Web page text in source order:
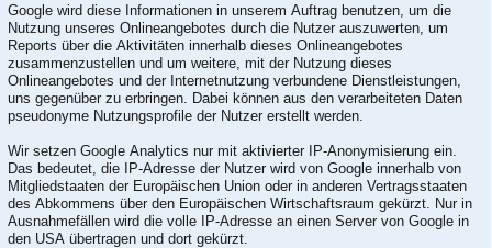
Google wird diese Informationen in unserem Auftrag benutzen, um die
Nutzung unseres Onlineangebotes durch die Nutzer auszuwerten, um
Reports über die Aktivitäten innerhalb dieses Onlineangebotes
zusammenzustellen und um weitere, mit der Nutzung dieses
Onlineangebotes und der Internetnutzung verbundene Dienstleistungen,
uns gegenüber zu erbringen. Dabei können aus den verarbeiteten Daten
pseudonyme Nutzungsprofile der Nutzer erstellt werden.
Wir setzen Google Analytics nur mit aktivierter IP-Anonymisierung ein.
Das bedeutet, die IP-Adresse der Nutzer wird von Google innerhalb von
Mitgliedstaaten der Europäischen Union oder in anderen Vertragsstaaten
des Abkommens über den Europäischen Wirtschaftsraum gekürzt. Nur in
Ausnahmefällen wird die volle IP-Adresse an einen Server von Google in
den USA übertragen und dort gekürzt.